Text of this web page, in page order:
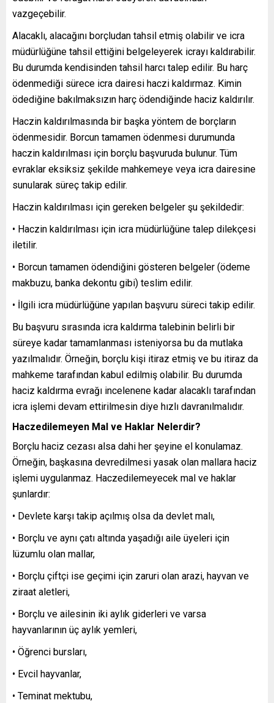
vazgeçebilir.
Alacaklı, alacağını borçludan tahsil etmiş olabilir ve icra
müdürlüğüne tahsil ettiğini belgeleyerek icrayı kaldırabilir.
Bu durumda kendisinden tahsil harcı talep edilir. Bu harç
ödenmediği sürece icra dairesi haczi kaldırmaz. Kimin
ödediğine bakılmaksızın harç ödendiğinde haciz kaldırılır.
Haczin kaldırılmasında bir başka yöntem de borçların
ödenmesidir. Borcun tamamen ödenmesi durumunda
haczin kaldırılması için borçlu başvuruda bulunur. Tüm
evraklar eksiksiz şekilde mahkemeye veya icra dairesine
sunularak süreç takip edilir.
Haczin kaldırılması için gereken belgeler şu şekildedir:
• Haczin kaldırılması için icra müdürlüğüne talep dilekçesi
iletilir.
• Borcun tamamen ödendiğini gösteren belgeler (ödeme
makbuzu, banka dekontu gibi) teslim edilir.
• İlgili icra müdürlüğüne yapılan başvuru süreci takip edilir.
Bu başvuru sırasında icra kaldırma talebinin belirli bir
süreye kadar tamamlanması isteniyorsa bu da mutlaka
yazılmalıdır. Örneğin, borçlu kişi itiraz etmiş ve bu itiraz da
mahkeme tarafından kabul edilmiş olabilir. Bu durumda
haciz kaldırma evrağı incelenene kadar alacaklı tarafından
icra işlemi devam ettirilmesin diye hızlı davranılmalıdır.
Haczedilemeyen Mal ve Haklar Nelerdir?
Borçlu haciz cezası alsa dahi her şeyine el konulamaz.
Örneğin, başkasına devredilmesi yasak olan mallara haciz
işlemi uygulanmaz. Haczedilemeyecek mal ve haklar
şunlardır:
• Devlete karşı takip açılmış olsa da devlet malı,
• Borçlu ve aynı çatı altında yaşadığı aile üyeleri için
lüzumlu olan mallar,
• Borçlu çiftçi ise geçimi için zaruri olan arazi, hayvan ve
ziraat aletleri,
• Borçlu ve ailesinin iki aylık giderleri ve varsa
hayvanlarının üç aylık yemleri,
• Öğrenci bursları,
• Evcil hayvanlar,
• Teminat mektubu,